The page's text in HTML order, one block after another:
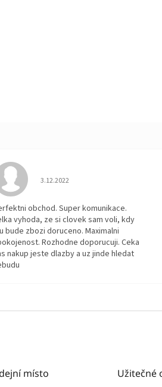
Hodnocení obchodu je 5 z 5
3.12.2022
obchod. Super komunikace.
vyhoda, ze si clovek sam voli, kdy
bude zbozi doruceno. Maximalni
Rozhodne doporucuji. Ceka
nakup jeste dlazby a uz jinde hledat
místo Užitečné